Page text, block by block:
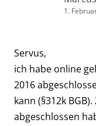
1.
Servus,
ich habe online
2016
kann (§312k
abgeschlossen